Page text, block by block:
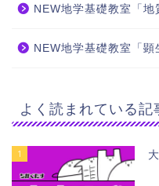
NEW地学基礎教室「地
NEW地学基礎教室「顕
よく読まれている記
1